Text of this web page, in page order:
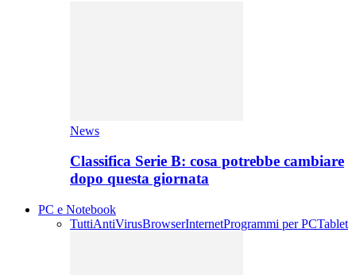
News
Classifica Serie B: cosa potrebbe cambiare
dopo questa giornata
PC e Notebook
TuttiAntiVirusBrowserInternetProgrammi per PCTablet